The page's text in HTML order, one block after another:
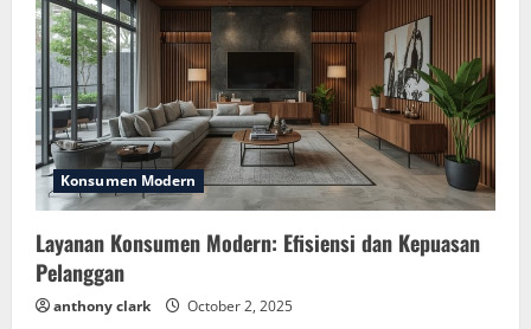
Konsumen Modern
Layanan Konsumen Modern: Efisiensi dan Kepuasan
Pelanggan
anthony clark October 2, 2025